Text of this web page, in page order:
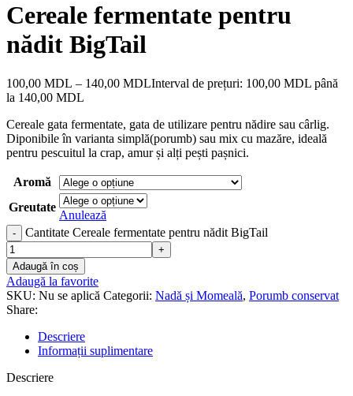
Cereale fermentate pentru
nădit BigTail
100,00 MDL – 140,00 MDLInterval de prețuri: 100,00 MDL până
la 140,00 MDL
Cereale gata fermentate, gata de utilizare pentru nădire sau cârlig.
Diponibile în varianta simplă(porumb) sau mix cu mazăre, ideală
pentru pescuitul la crap, amur și alți pești pașnici.
Aromă
Greutate
Anulează
Cantitate Cereale fermentate pentru nădit BigTail
Adaugă în coș
Adaugă la favorite
SKU: Nu se aplică Categorii: Nadă și Momeală, Porumb conservat
Share:
Descriere
Informații suplimentare
Descriere